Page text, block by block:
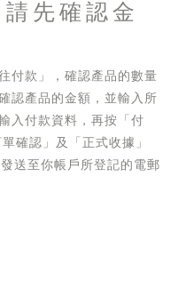
先確認金
付款」，確認產品的數量
認產品的金額，並輸入所
入付款資料，再按「付
確認」及「正式收據」
送至你帳戶所登記的電郵